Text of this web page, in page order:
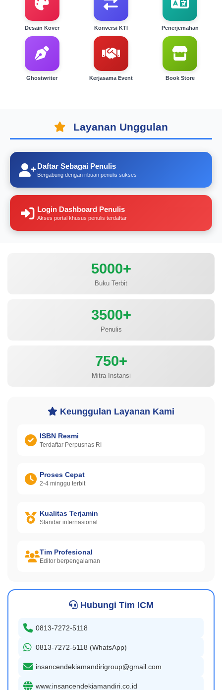
Desain Kover Konversi KTI Penerjemahan
Ghostwriter Kerjasama Event Book Store
Layanan Unggulan
Daftar Sebagai Penulis
Bergabung dengan ribuan penulis sukses
Login Dashboard Penulis
Akses portal khusus penulis terdaftar
5000+
Buku Terbit
3500+
Penulis
750+
Mitra Instansi
Keunggulan Layanan Kami
ISBN Resmi
Terdaftar Perpusnas RI
Proses Cepat
2-4 minggu terbit
Kualitas Terjamin
Standar internasional
Tim Profesional
Editor berpengalaman
Hubungi Tim ICM
0813-7272-5118
0813-7272-5118 (WhatsApp)
insancendekiamandirigroup@gmail.com
www.insancendekiamandiri.co.id